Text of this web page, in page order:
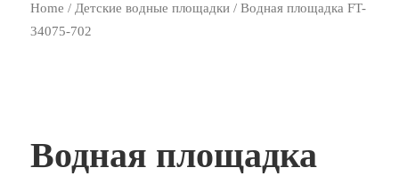
Home / Детские водные площадки / Водная площадка FT-
34075-702
Водная площадка